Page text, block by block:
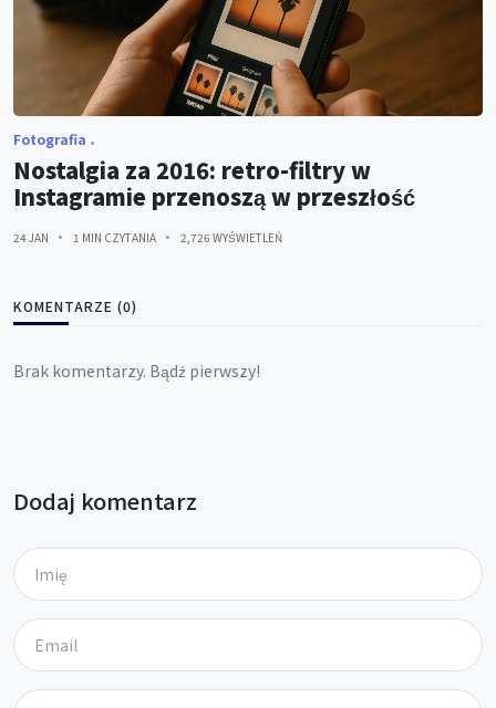
Fotografia
Nostalgia za 2016: retro-filtry w
Instagramie przenoszą w przeszłość
24 JAN 1 MIN CZYTANIA 2,726 WYŚWIETLEŃ
KOMENTARZE (0)
Brak komentarzy. Bądź pierwszy!
Dodaj komentarz